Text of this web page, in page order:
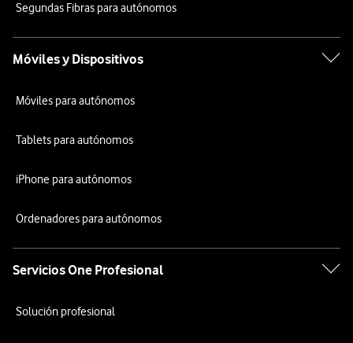
Segundas Fibras para autónomos
Móviles y Dispositivos
Móviles para autónomos
Tablets para autónomos
iPhone para autónomos
Ordenadores para autónomos
Servicios One Profesional
Solución profesional